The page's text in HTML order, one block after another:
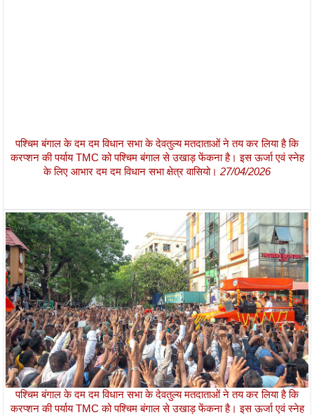
पश्चिम बंगाल के दम दम विधान सभा के देवतुल्य मतदाताओं ने तय कर लिया है कि
करप्शन की पर्याय TMC को पश्चिम बंगाल से उखाड़ फेंकना है। इस ऊर्जा एवं स्नेह
के लिए आभार दम दम विधान सभा क्षेत्र वासियो। 27/04/2026
पश्चिम बंगाल के दम दम विधान सभा के देवतुल्य मतदाताओं ने तय कर लिया है कि
करप्शन की पर्याय TMC को पश्चिम बंगाल से उखाड़ फेंकना है। इस ऊर्जा एवं स्नेह